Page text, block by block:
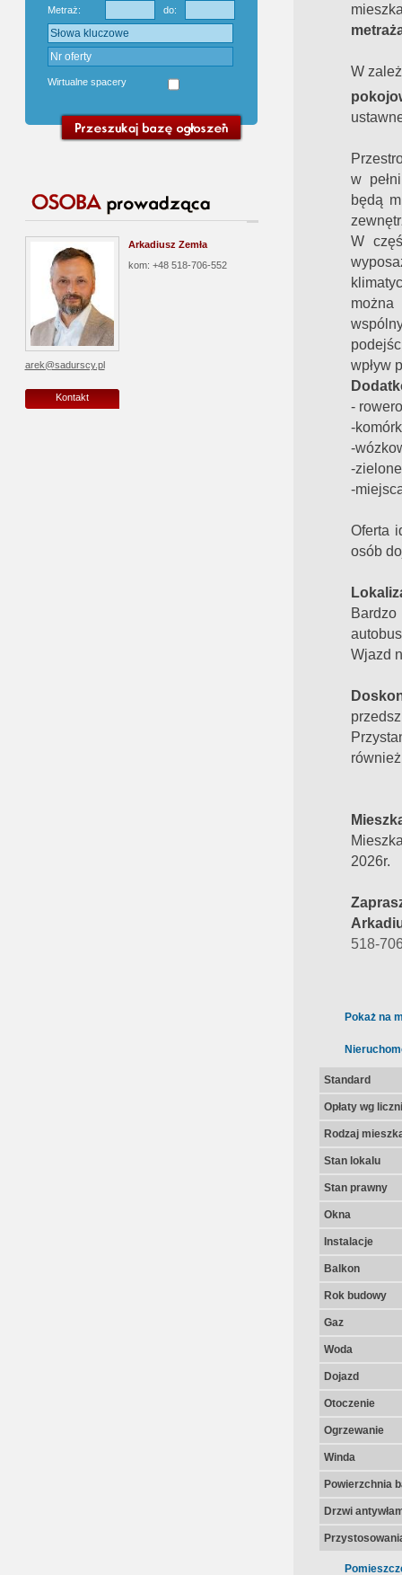
Metraż: do:
Wirtualne spacery
Arkadiusz Zemła
kom: +48 518-706-552
arek@sadurscy.pl
Kontakt
W
w
będą
W
można
wpływ
-
-
-
-
-
Oferta
osób
Wjazd
2026r.
518-
Pokaż na
Standard
Opłaty wg
Rodzaj
Stan lokalu
Stan prawny
Okna
Instalacje
Balkon
Rok budowy
Gaz
Woda
Dojazd
Otoczenie
Ogrzewanie
Winda
Powierzchnia
Drzwi